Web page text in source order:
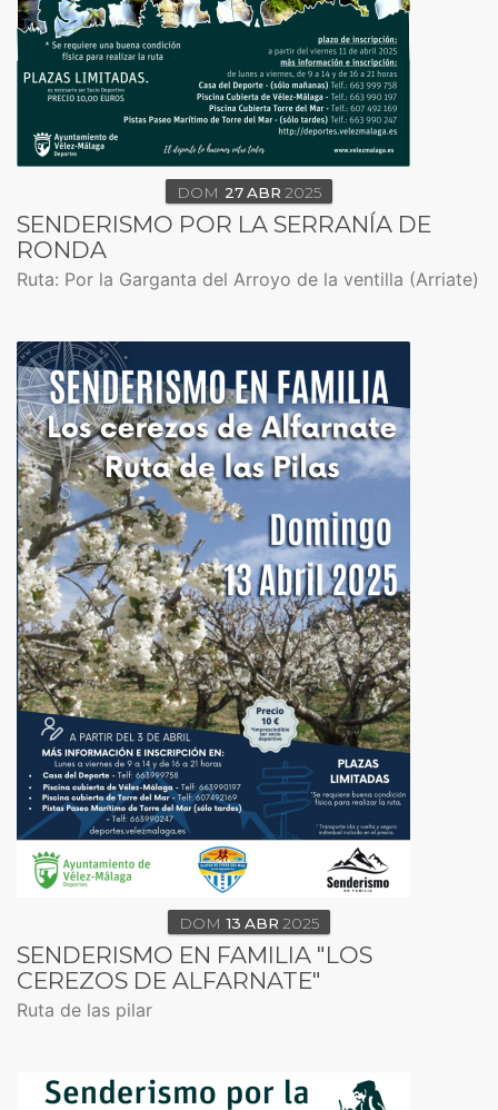
DOM 27ABR 2025
SENDERISMO POR LA SERRANÍA DE
RONDA
Ruta: Por la Garganta del Arroyo de la ventilla (Arriate)
DOM 13 ABR 2025
SENDERISMO EN FAMILIA "LOS
CEREZOS DE ALFARNATE"
Ruta de las pilar